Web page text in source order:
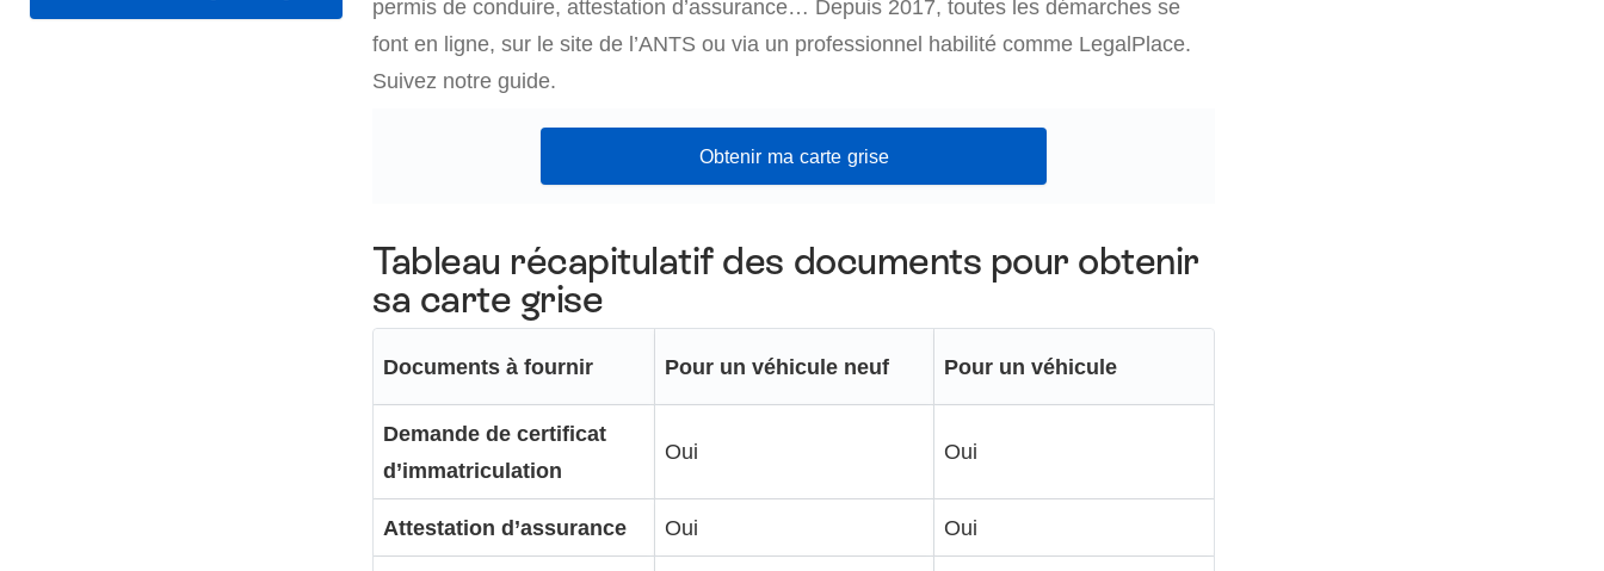
permis de conduire, attestation d’assurance… Depuis 2017, toutes les démarches se
font en ligne, sur le site de l’ANTS ou via un professionnel habilité comme LegalPlace.
Suivez notre guide.
Obtenir ma carte grise
Tableau récapitulatif des documents pour obtenir
sa carte grise
Documents à fournir Pour un véhicule neuf Pour un véhicule
Demande de certificat
d’immatriculation
Oui Oui
Attestation d’assurance Oui Oui